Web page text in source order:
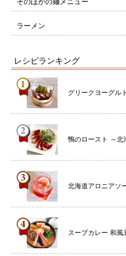
ラーメン
レシピランキング
グリークヨーグル
鴨のロースト ～北
北海道アロニアソ
スープカレー 和風